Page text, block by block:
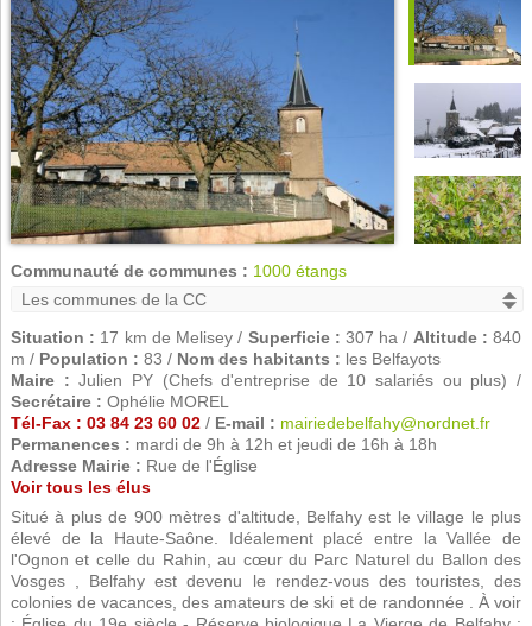
Communauté de communes : 1000 étangs
Situation : 17 km de Melisey / Superficie : 307 ha / Altitude : 840
m / Population : 83 / Nom des habitants : les Belfayots
Maire : Julien PY (Chefs d'entreprise de 10 salariés ou plus) /
Secrétaire : Ophélie MOREL
Tél-Fax : 03 84 23 60 02/ E-mail : mairiedebelfahy@nordnet.fr
Permanences : mardi de 9h à 12h et jeudi de 16h à 18h
Adresse Mairie : Rue de l'Église
Voir tous les élus
Situé à plus de 900 mètres d'altitude, Belfahy est le village le plus
élevé de la Haute-Saône. Idéalement placé entre la Vallée de
l'Ognon et celle du Rahin, au cœur du Parc Naturel du Ballon des
Vosges , Belfahy est devenu le rendez-vous des touristes, des
colonies de vacances, des amateurs de ski et de randonnée . À voir